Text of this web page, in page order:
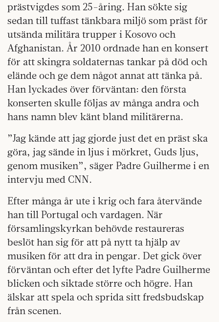
prästvigdes som 25-åring. Han sökte sig
sedan till tuffast tänkbara miljö som präst för
utsända militära trupper i Kosovo och
Afghanistan. År 2010 ordnade han en konsert
för att skingra soldaternas tankar på död och
elände och ge dem något annat att tänka på.
Han lyckades över förväntan: den första
konserten skulle följas av många andra och
hans namn blev känt bland militärerna.
”Jag kände att jag gjorde just det en präst ska
göra, jag sände in ljus i mörkret, Guds ljus,
genom musiken”, säger Padre Guilherme i en
intervju med CNN.
Efter många år ute i krig och fara återvände
han till Portugal och vardagen. När
församlingskyrkan behövde restaureras
beslöt han sig för att på nytt ta hjälp av
musiken för att dra in pengar. Det gick över
förväntan och efter det lyfte Padre Guilherme
blicken och siktade större och högre. Han
älskar att spela och sprida sitt fredsbudskap
från scenen.